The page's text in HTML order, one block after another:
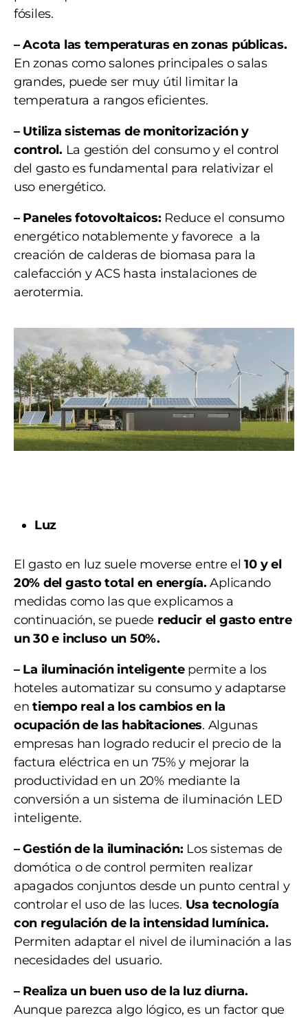
fósiles.
– Acota las temperaturas en zonas públicas.
En zonas como salones principales o salas
grandes, puede ser muy útil limitar la
temperatura a rangos eficientes.
– Utiliza sistemas de monitorización y
control. La gestión del consumo y el control
del gasto es fundamental para relativizar el
uso energético.
– Paneles fotovoltaicos: Reduce el consumo
energético notablemente y favorece a la
creación de calderas de biomasa para la
calefacción y ACS hasta instalaciones de
aerotermia.
Luz
El gasto en luz suele moverse entre el10 y el
20% del gasto total en energía. Aplicando
medidas como las que explicamos a
continuación, se puede reducir el gasto entre
un 30 e incluso un 50%.
– La iluminación inteligentepermite a los
hoteles automatizar su consumo y adaptarse
entiempo real a los cambios en la
ocupación de las habitaciones. Algunas
empresas han logrado reducir el precio de la
factura eléctrica en un 75% y mejorar la
productividad en un 20% mediante la
conversión a un sistema de iluminación LED
inteligente.
– Gestión de la iluminación: Los sistemas de
domótica o de control permiten realizar
apagados conjuntos desde un punto central y
controlar el uso de las luces. Usa tecnología
con regulación de la intensidad lumínica.
Permiten adaptar el nivel de iluminación a las
necesidades del usuario.
– Realiza un buen uso de la luz diurna.
Aunque parezca algo lógico, es un factor que